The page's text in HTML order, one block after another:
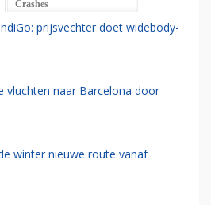
Crashes
prijsvechter doet widebody-
vluchten naar Barcelona door
winter nieuwe route vanaf